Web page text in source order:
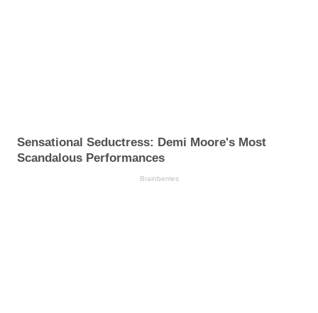
Sensational Seductress: Demi Moore's Most
Scandalous Performances
Brainberries